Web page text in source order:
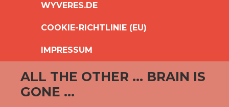
SPRINGEN
WYVERES.DE
COOKIE-RICHTLINIE (EU)
IMPRESSUM
ALL THE OTHER … BRAIN IS
GONE …